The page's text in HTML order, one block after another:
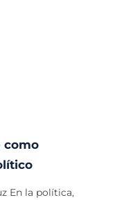
como
En la política,